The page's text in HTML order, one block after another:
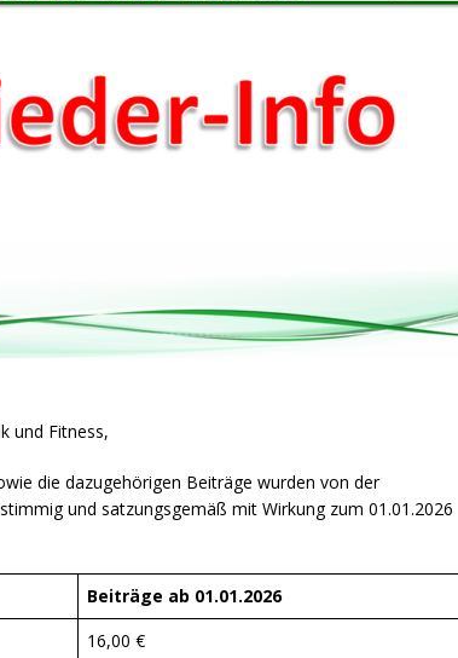
und Fitness,
die dazugehörigen Beiträge wurden von der
und satzungsgemäß mit Wirkung zum 01.01.2026
Beiträge ab 01.01.2026
16,00 €